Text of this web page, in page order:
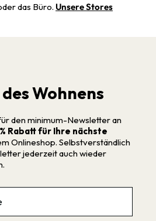
das Büro. Unsere Stores
Wohnens
den minimum-Newsletter an
Rabatt für Ihre nächste
Onlineshop. Selbstverständlich
jederzeit auch wieder